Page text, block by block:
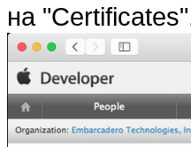
на